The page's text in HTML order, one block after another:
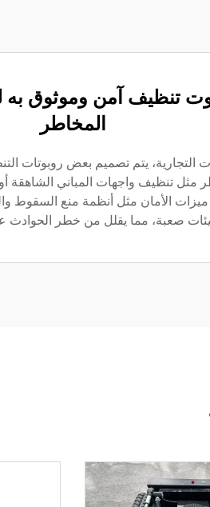
تنظيف آمن وموثوق به
المخاطر
التجارية، يتم تصميم بعض روبوتات
مثل تنظيف واجهات المباني الشاهقة
الأمان مثل أنظمة منع السقوط
صعبة، مما يقلل من خطر الحوادث